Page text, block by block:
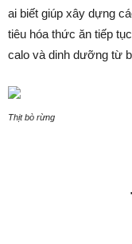
ai biết giúp xây dựng
tiêu hóa thức ăn tiếp
calo và dinh dưỡng từ
Thịt bò rừng